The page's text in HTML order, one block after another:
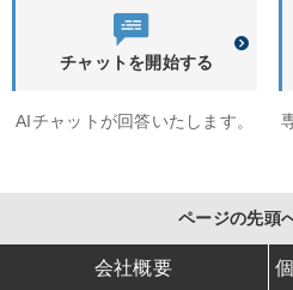
チャットを開始する
AIチャットが回答いたします。
ページの先頭
会社概要